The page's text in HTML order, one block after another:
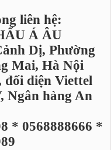
liên hệ:
Á ÂU
Dị, Phường
Mai, Hà Nội
đối diện Viettel
Ngân hàng An
* 0568888666 *